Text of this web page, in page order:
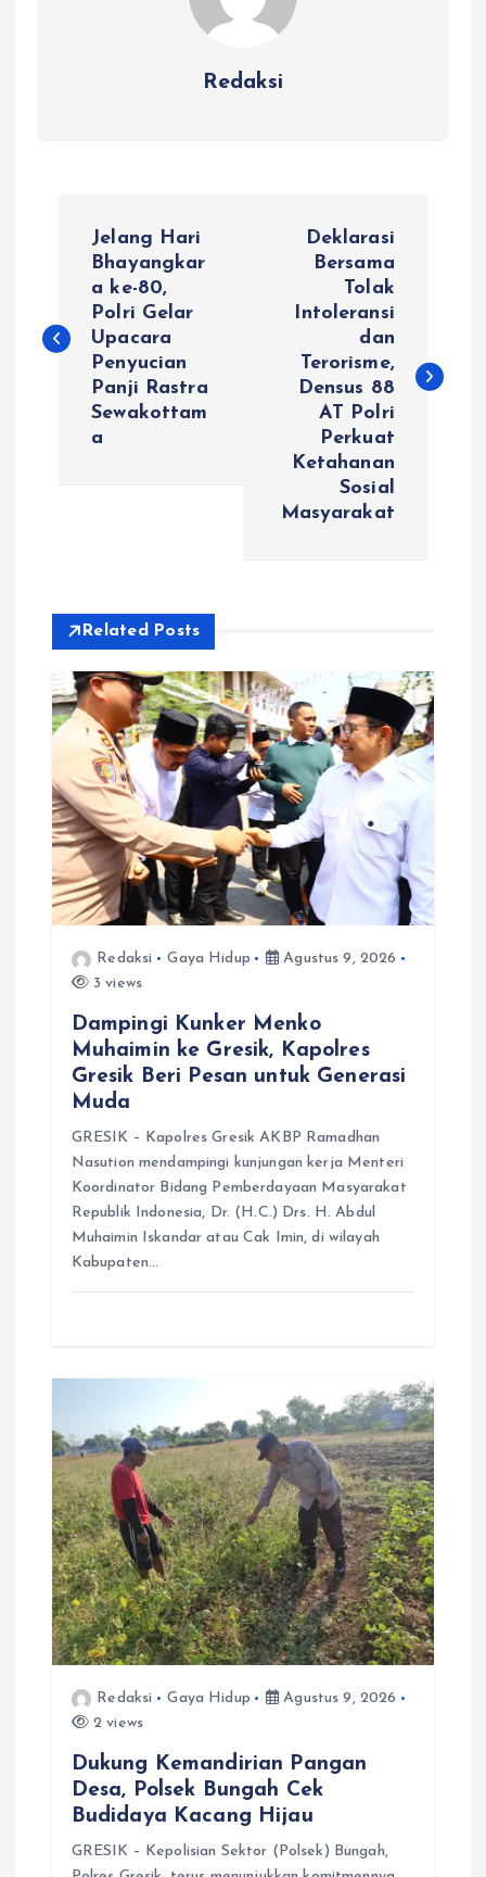
Redaksi
v
p
o
s
Jelang Hari
Bhayangkar
a ke-80,
Polri Gelar
Upacara
Penyucian
Panji Rastra
Sewakottam
a
Deklarasi
Bersama
Tolak
Intoleransi
dan
Terorisme,
Densus 88
AT Polri
Perkuat
Ketahanan
Sosial
Masyarakat
Related Posts
Redaksi Gaya Hidup
Agustus 9, 2026
3 views
Dampingi Kunker Menko
Muhaimin ke Gresik, Kapolres
Gresik Beri Pesan untuk Generasi
Muda
GRESIK – Kapolres Gresik AKBP Ramadhan
Nasution mendampingi kunjungan kerja Menteri
Koordinator Bidang Pemberdayaan Masyarakat
Republik Indonesia, Dr. (H.C.) Drs. H. Abdul
Muhaimin Iskandar atau Cak Imin, di wilayah
Kabupaten…
Redaksi Gaya Hidup
Agustus 9, 2026
2 views
Dukung Kemandirian Pangan
Desa, Polsek Bungah Cek
Budidaya Kacang Hijau
GRESIK – Kepolisian Sektor (Polsek) Bungah,